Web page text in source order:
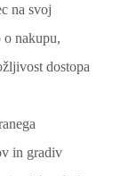
na svoj
o nakupu,
dostopa
in gradiv